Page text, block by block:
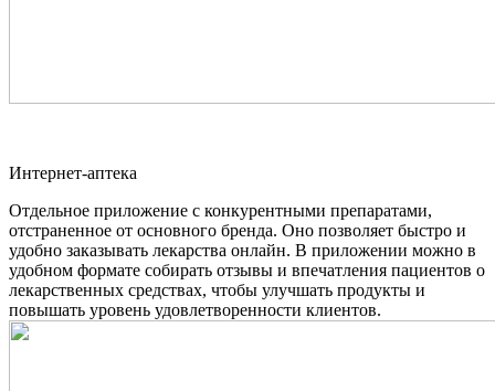
Интернет-аптека
Отдельное приложение с конкурентными препаратами,
отстраненное от основного бренда. Оно позволяет быстро и
удобно заказывать лекарства онлайн. В приложении можно в
удобном формате собирать отзывы и впечатления пациентов о
лекарственных средствах, чтобы улучшать продукты и
повышать уровень удовлетворенности клиентов.